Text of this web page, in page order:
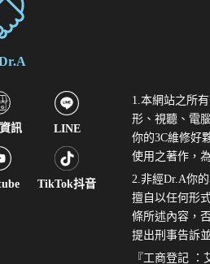
訊 LINE
TikTok抖音
1.本網站之所
形、視聽、電
你的3C維修好
使用之著作，
2.非經Dr.A你
擅自以任何形
條所述內容，
提出刑事告訴
『工商登記 ：